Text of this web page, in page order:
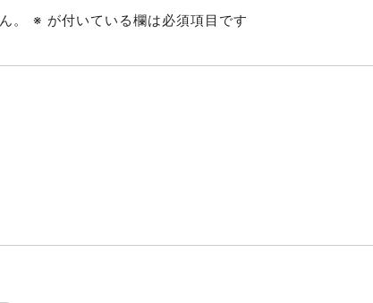
。 ※ が付いている欄は必須項目です